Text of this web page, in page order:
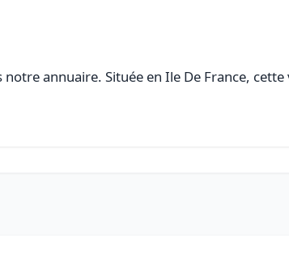
notre annuaire. Située en Ile De France,